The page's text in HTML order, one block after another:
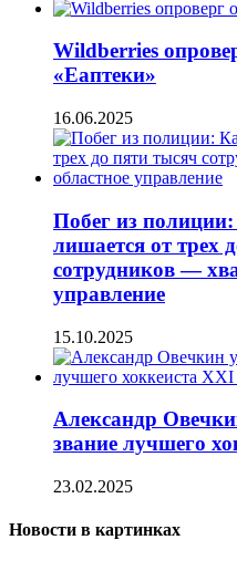
Wildberries
«Еаптеки»
16.06.2025
Побег из
лишается от трех
сотрудников —
управление
15.10.2025
Александр
звание лучшего
23.02.2025
Новости в картинках